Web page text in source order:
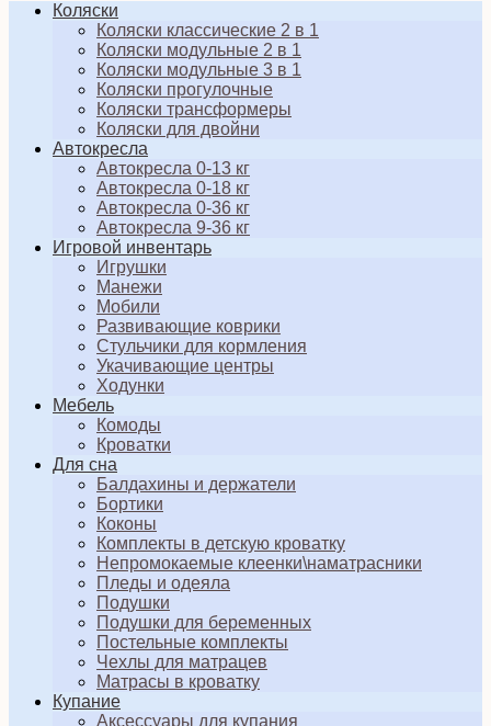
Коляски
Коляски классические 2 в 1
Коляски модульные 2 в 1
Коляски модульные 3 в 1
Коляски прогулочные
Коляски трансформеры
Коляски для двойни
Автокресла
Автокресла 0-13 кг
Автокресла 0-18 кг
Автокресла 0-36 кг
Автокресла 9-36 кг
Игровой инвентарь
Игрушки
Манежи
Мобили
Развивающие коврики
Стульчики для кормления
Укачивающие центры
Ходунки
Мебель
Комоды
Кроватки
Для сна
Балдахины и держатели
Бортики
Коконы
Комплекты в детскую кроватку
Непромокаемые клеенки\наматрасники
Пледы и одеяла
Подушки
Подушки для беременных
Постельные комплекты
Чехлы для матрацев
Матрасы в кроватку
Купание
Аксессуары для купания